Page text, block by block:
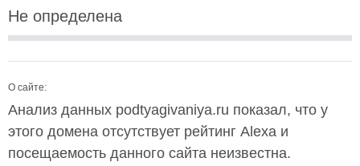
Не определена
О сайте:
Анализ данных podtyagivaniya.ru показал, что у
этого домена отсутствует рейтинг Alexa и
посещаемость данного сайта неизвестна.